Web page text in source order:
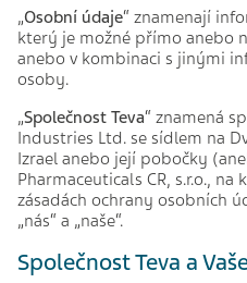
„Osobní údaje“ znamenají
který je možné přímo anebo
anebo v kombinaci s jinými
osoby.
„Společnost Teva“ znamená
Industries Ltd. se sídlem na
Izrael anebo její pobočky
Pharmaceuticals CR, s.r.o.,
zásadách ochrany osobních
„nás“ a „naše“.
Společnost Teva a